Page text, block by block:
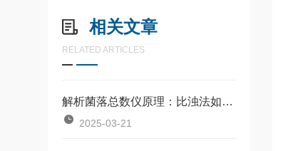
相关文章
RELATED ARTICLES
解析菌落总数仪原理：比浊法如何实现对微生物的准确计数？
2025-03-21